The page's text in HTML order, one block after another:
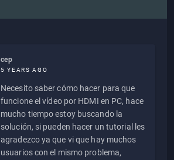
cep
5 YEARS AGO
Necesito saber cómo hacer para que
funcione el vídeo por HDMI en PC, hace
mucho tiempo estoy buscando la
solución, si pueden hacer un tutorial les
agradezco ya que vi que hay muchos
usuarios con el mismo problema,